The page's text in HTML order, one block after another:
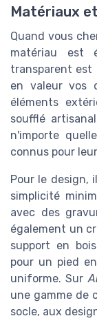
Matériaux
Quand vous
matériau est
transparent est
en valeur vos
éléments
soufflé
n'importe
connus pour
Pour le design,
simplicité
avec des
également un
support en
pour un pied
uniforme. Sur
une gamme de
socle, aux